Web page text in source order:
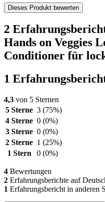
Dieses Produkt bewerten
2
Hands on Veggies
Conditioner für
1
4,3 von 5 Sternen
5 Sterne 3 (75%)
4 Sterne 0 (0%)
3 Sterne 0 (0%)
2 Sterne 1 (25%)
1 Stern
0 (0%)
4 Bewertungen
2 Erfahrungsberichte auf
1 Erfahrungsbericht in anderen